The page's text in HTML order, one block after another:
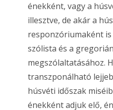
énekként, vagy a
illesztve, de akár a
responzóriumaként
szólista és a
megszólaltatásához.
transzponálható
húsvéti időszak
énekként adjuk elő,